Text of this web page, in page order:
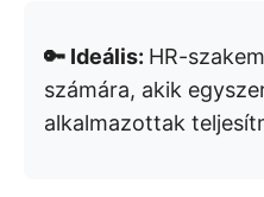
🔑 Ideális: HR-
számára, akik
alkalmazottak